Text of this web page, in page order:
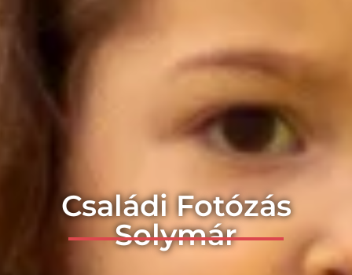
Családi Fotózás
Solymár